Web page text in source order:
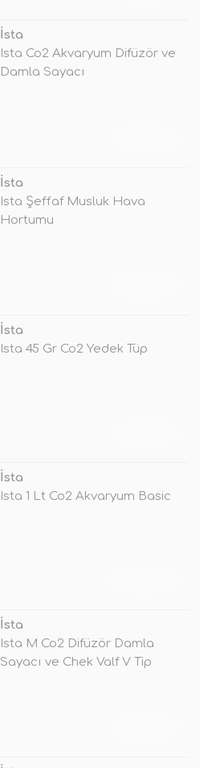
İsta
Ista Co2 Akvaryum Difüzör ve
Damla Sayacı
İsta
Ista Şeffaf Musluk Hava
Hortumu
İsta
Ista 45 Gr Co2 Yedek Tüp
İsta
Ista 1 Lt Co2 Akvaryum Basic
İsta
Ista M Co2 Difüzör Damla
Sayacı ve Chek Valf V Tip